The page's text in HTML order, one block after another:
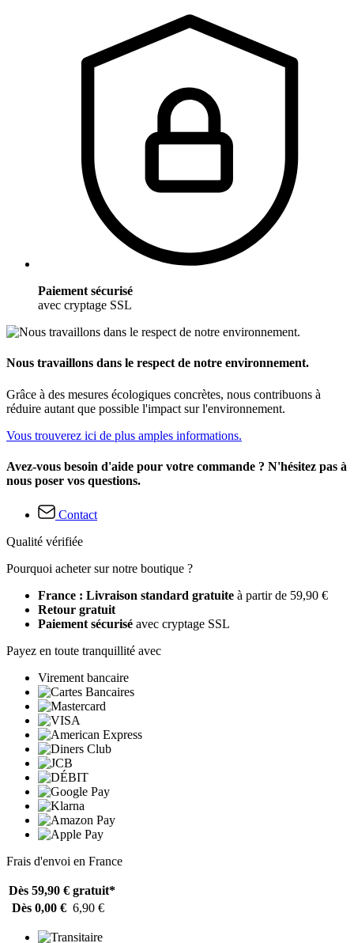
Paiement sécurisé
avec cryptage SSL
Nous travaillons dans le respect de notre environnement.
Grâce à des mesures écologiques concrètes, nous contribuons à
réduire autant que possible l'impact sur l'environnement.
Vous trouverez ici de plus amples informations.
Avez-vous besoin d'aide pour votre commande ? N'hésitez pas à
nous poser vos questions.
Contact
Qualité vérifiée
Pourquoi acheter sur notre boutique ?
France : Livraison standard gratuite à partir de 59,90 €
Retour gratuit
Paiement sécurisé avec cryptage SSL
Payez en toute tranquillité avec
Virement bancaire
Frais d'envoi en France
Dès 59,90 € gratuit*
Dès 0,00 € 6,90 €